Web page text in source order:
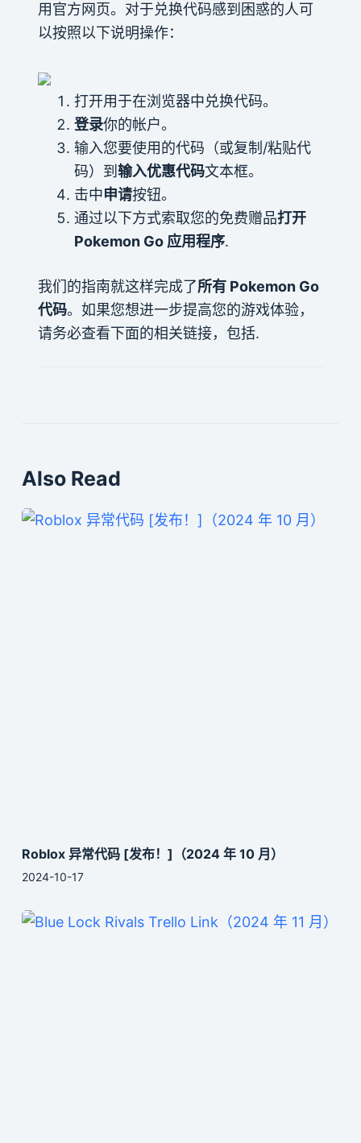
用官方网页。对于兑换代码感到困惑的人可
以按照以下说明操作：
打开用于在浏览器中兑换代码。
登录你的帐户。
输入您要使用的代码（或复制/粘贴代
码）到 输入优惠代码文本框。
击中申请按钮。
通过以下方式索取您的免费赠品打开
Pokemon Go 应用程序.
我们的指南就这样完成了所有 Pokemon Go
代码。如果您想进一步提高您的游戏体验，
请务必查看下面的相关链接，包括.
Also Read
Roblox 异常代码 [发布！]（2024 年 10 月）
2024-10-17